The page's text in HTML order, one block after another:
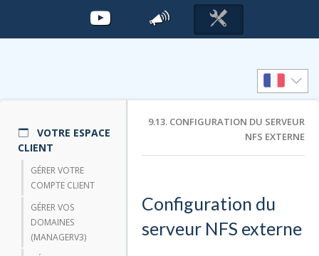
VOTRE ESPACE
CLIENT
GÉRER VOTRE
COMPTE CLIENT
GÉRER VOS
DOMAINES
(MANAGERV3)
9.13. CONFIGURATION DU SERVEUR
NFS EXTERNE
Configuration du
serveur NFS externe